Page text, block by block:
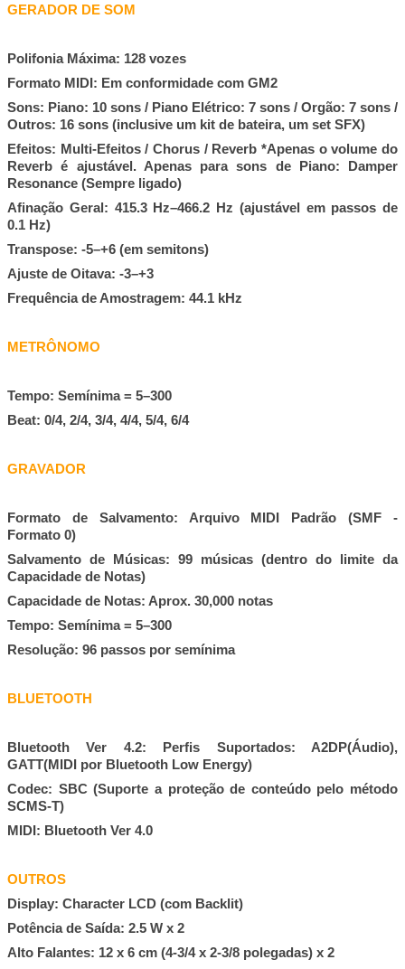
GERADOR DE SOM
Polifonia Máxima: 128 vozes
Formato MIDI: Em conformidade com GM2
Sons: Piano: 10 sons / Piano Elétrico: 7 sons / Orgão: 7 sons /
Outros: 16 sons (inclusive um kit de bateira, um set SFX)
Efeitos: Multi-Efeitos / Chorus / Reverb *Apenas o volume do
Reverb é ajustável. Apenas para sons de Piano: Damper
Resonance (Sempre ligado)
Afinação Geral: 415.3 Hz–466.2 Hz (ajustável em passos de
0.1 Hz)
Transpose: -5–+6 (em semitons)
Ajuste de Oitava: -3–+3
Frequência de Amostragem: 44.1 kHz
METRÔNOMO
Tempo: Semínima = 5–300
Beat: 0/4, 2/4, 3/4, 4/4, 5/4, 6/4
GRAVADOR
Formato de Salvamento: Arquivo MIDI Padrão (SMF -
Formato 0)
Salvamento de Músicas: 99 músicas (dentro do limite da
Capacidade de Notas)
Capacidade de Notas: Aprox. 30,000 notas
Tempo: Semínima = 5–300
Resolução: 96 passos por semínima
BLUETOOTH
Bluetooth Ver 4.2: Perfis Suportados: A2DP(Áudio),
GATT(MIDI por Bluetooth Low Energy)
Codec: SBC (Suporte a proteção de conteúdo pelo método
SCMS-T)
MIDI: Bluetooth Ver 4.0
OUTROS
Display: Character LCD (com Backlit)
Potência de Saída: 2.5 W x 2
Alto Falantes: 12 x 6 cm (4-3/4 x 2-3/8 polegadas) x 2